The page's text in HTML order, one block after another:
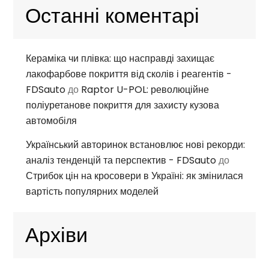
Останні коментарі
Кераміка чи плівка: що насправді захищає
лакофарбове покриття від сколів і реагентів -
FDSautoдо Raptor U-POL: революційне
поліуретанове покриття для захисту кузова
автомобіля
Український авторинок встановлює нові рекорди:
аналіз тенденцій та перспектив - FDSautoдо
Стрибок цін на кросовери в Україні: як змінилася
вартість популярних моделей
Архіви